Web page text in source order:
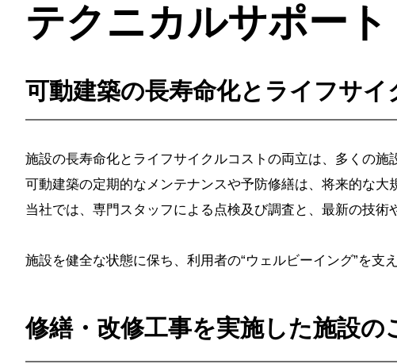
テクニカルサポート
可動建築の⻑寿命化とライフサイ
施設の長寿命化とライフサイクルコストの両⽴は、多くの施
可動建築の定期的なメンテナンスや予防修繕は、将来的な
当社では、専門スタッフによる点検及び調査と、最新の技
施設を健全な状態に保ち、利用者の“ウェルビーイング”を支
修繕・改修工事を実施した施設の